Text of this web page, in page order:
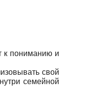
к пониманию и
свой
семейной